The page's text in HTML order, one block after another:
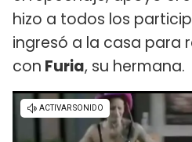
hizo a todos los
ingresó a la casa para
con Furia, su hermana.